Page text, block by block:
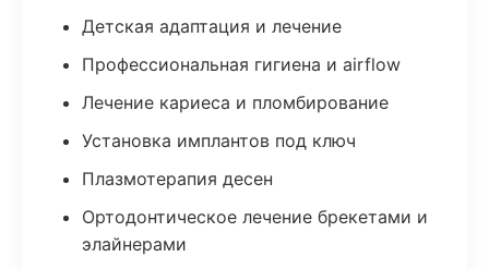
Детская адаптация и лечение
Профессиональная гигиена и airflow
Лечение кариеса и пломбирование
Установка имплантов под ключ
Плазмотерапия десен
Ортодонтическое лечение брекетами и
элайнерами